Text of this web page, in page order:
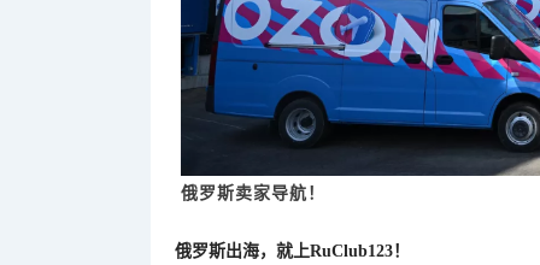
俄罗斯卖家导航！
俄罗斯出海，就上RuClub123！